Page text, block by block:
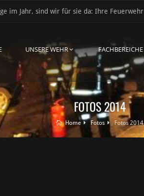
im Jahr, sind wir für sie da: Ihre Feuerwehr
UNSERE WEHR FACHBEREICHE
FOTOS 2014
Home Fotos Fotos 2014